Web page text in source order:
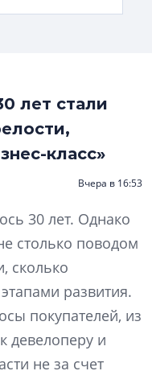
лет стали
класс»
Вчера в 16:53
30 лет. Однако
столько поводом
сколько
развития.
покупателей, из
девелоперу и
не за счет